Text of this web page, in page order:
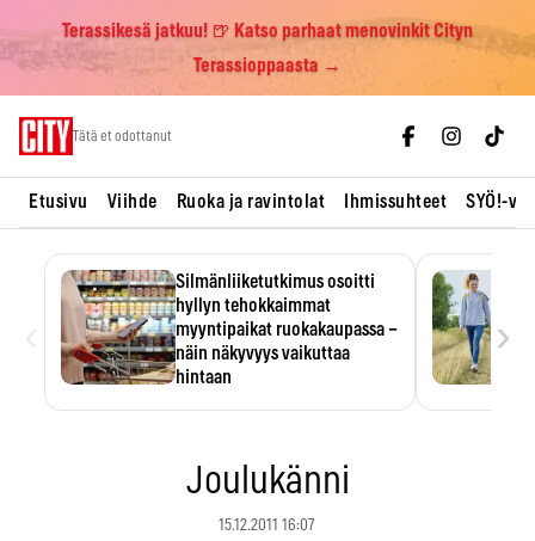
Terassikesä jatkuu! 🍺 Katso parhaat menovinkit Cityn
Terassioppaasta →
Tätä et odottanut
Etusivu Viihde Ruoka ja ravintolat Ihmissuhteet SYÖ!-
Silmänliiketutkimus osoitti
hyllyn tehokkaimmat
myyntipaikat ruokakaupassa –
näin näkyvyys vaikuttaa
hintaan
›
Joulukänni
15.12.2011 16:07